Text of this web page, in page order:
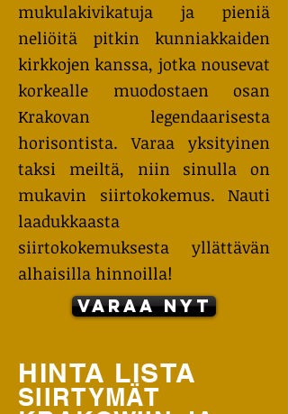
mukulakivikatuja ja pieniä
neliöitä pitkin kunniakkaiden
kirkkojen kanssa, jotka nousevat
korkealle muodostaen osan
Krakovan legendaarisesta
horisontista. Varaa yksityinen
taksi meiltä, niin sinulla on
mukavin siirtokokemus. Nauti
laadukkaasta
siirtokokemuksesta yllättävän
alhaisilla hinnoilla!
Varaa nyt
HINTA LISTA
SIIRTYMÄT